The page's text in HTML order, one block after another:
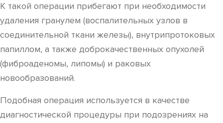
К такой операции прибегают при необходимости
удаления гранулем (воспалительных узлов в
соединительной ткани железы), внутрипротоковых
папиллом, а также доброкачественных опухолей
(фиброаденомы, липомы) и раковых
новообразований.
Подобная операция используется в качестве
диагностической процедуры при подозрениях на